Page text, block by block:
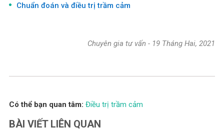
Chuẩn đoán và điều trị trầm cảm
Chuyên gia tư vấn - 19 Tháng Hai, 2021
Có thể bạn quan tâm: Điều trị trầm cảm
BÀI VIẾT LIÊN QUAN